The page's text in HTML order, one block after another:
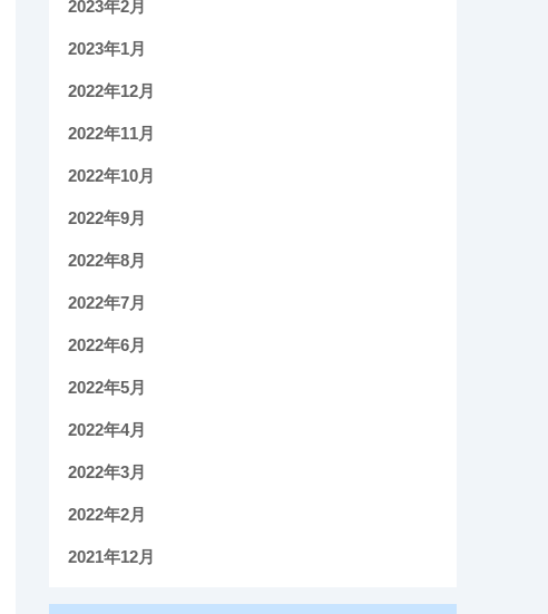
2023年2月
2023年1月
2022年12月
2022年11月
2022年10月
2022年9月
2022年8月
2022年7月
2022年6月
2022年5月
2022年4月
2022年3月
2022年2月
2021年12月